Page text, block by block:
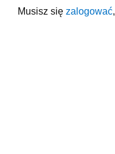
Musisz się zalogować